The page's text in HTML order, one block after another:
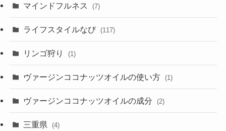
マインドフルネス (7)
ライフスタイルなび (117)
リンゴ狩り (1)
ヴァージンココナッツオイルの使い方 (1)
ヴァージンココナッツオイルの成分 (2)
三重県 (4)